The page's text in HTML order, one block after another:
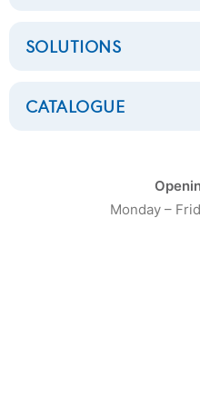
SOLUTIONS
CATALOGUE
Monday –